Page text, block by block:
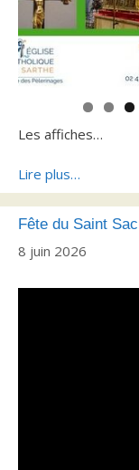
Les affiches…
Lire plus…
Fête du Saint
8 juin 2026